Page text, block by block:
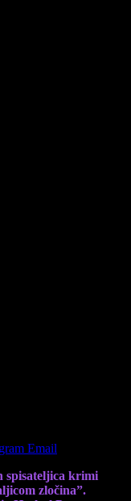
Email
spisateljica krimi
zločina”.